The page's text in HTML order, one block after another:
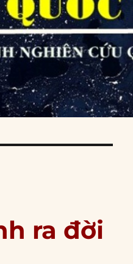
ra đời